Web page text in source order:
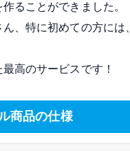
ることができました。
、特に初めての方には
高のサービスです！
商品の仕様